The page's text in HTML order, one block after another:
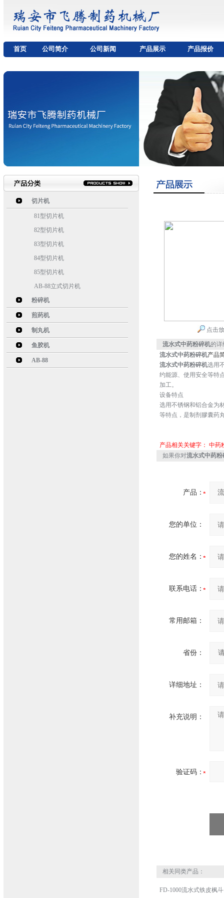
首页 公司简介 公司新闻 产品展示 产品报价
切片机
81型切片机
82型切片机
83型切片机
84型切片机
85型切片机
AB-88立式切片机
粉碎机
煎药机
制丸机
鱼胶机
AB-88
点击
流水式中药粉碎机的详
流水式中药粉碎机产品
流水式中药粉碎机选用
约能源、使用安全等特
加工。
设备特点
选用不锈钢和铝合金为
等特点，是制剂膠囊药
产品相关关键字： 中药
如果你对流水式中药粉
产品：
您的单位：
您的姓名：
联系电话：
常用邮箱：
省份：
详细地址：
补充说明：
验证码：
相关同类产品：
FD-1000流水式铁皮枫